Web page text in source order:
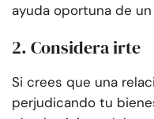
ayuda oportuna de
2. Considera irte
Si crees que una
perjudicando tu